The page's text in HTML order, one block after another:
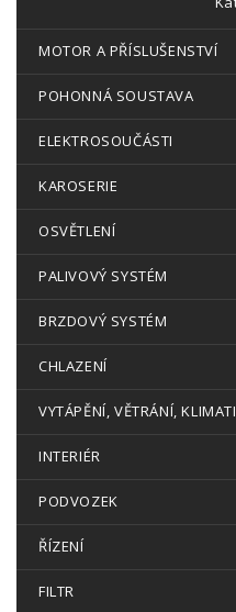
MOTOR A PŘÍSLUŠENSTVÍ
POHONNÁ SOUSTAVA
ELEKTROSOUČÁSTI
KAROSERIE
OSVĚTLENÍ
PALIVOVÝ SYSTÉM
BRZDOVÝ SYSTÉM
CHLAZENÍ
VYTÁPĚNÍ, VĚTRÁNÍ,
INTERIÉR
PODVOZEK
ŘÍZENÍ
FILTR